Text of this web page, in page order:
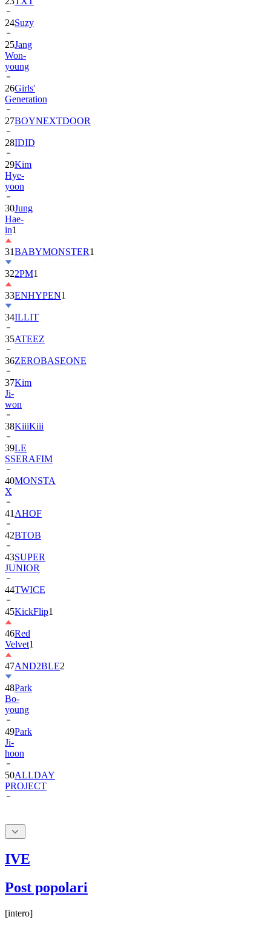
25Jang
Won-
young
26Girls'
Generation
27BOYNEXTDOOR
28IDID
29Kim
Hye-
yoon
30Jung
Hae-
in1
31BABYMONSTER
322PM1
33ENHYPEN
34ILLIT
35ATEEZ
36ZEROBASEONE
37Kim
Ji-
won
38KiiiKiii
39LE
SSERAFIM
40MONSTA
X
41
42 BTOB
43SUPER
JUNIOR
44TWICE
45KickFlip
46Red
Velvet
47AND2BLE
48Park
Bo-
young
49Park
Ji-
hoon
50ALLDAY
PROJECT
IVE
Post popolari
[intero]